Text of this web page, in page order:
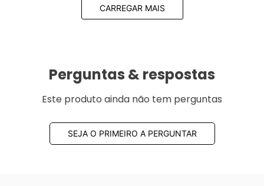
CARREGAR MAIS
Perguntas & respostas
Este produto ainda não tem perguntas
SEJA O PRIMEIRO A PERGUNTAR